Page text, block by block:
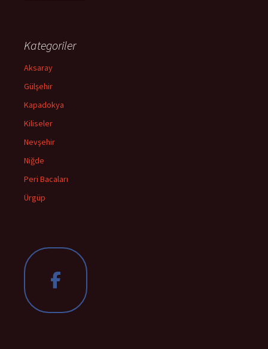
Kategoriler
Aksaray
Gülşehir
Kapadokya
Kiliseler
Nevşehir
Niğde
Peri Bacaları
Ürgüp